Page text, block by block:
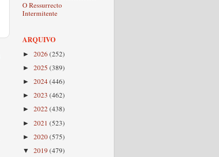
O Ressurrecto
Intermitente
ARQUIVO
► 2026(252)
► 2025 (389)
► 2024(446)
► 2023 (462)
► 2022(438)
► 2021 (523)
► 2020(575)
▼ 2019(479)